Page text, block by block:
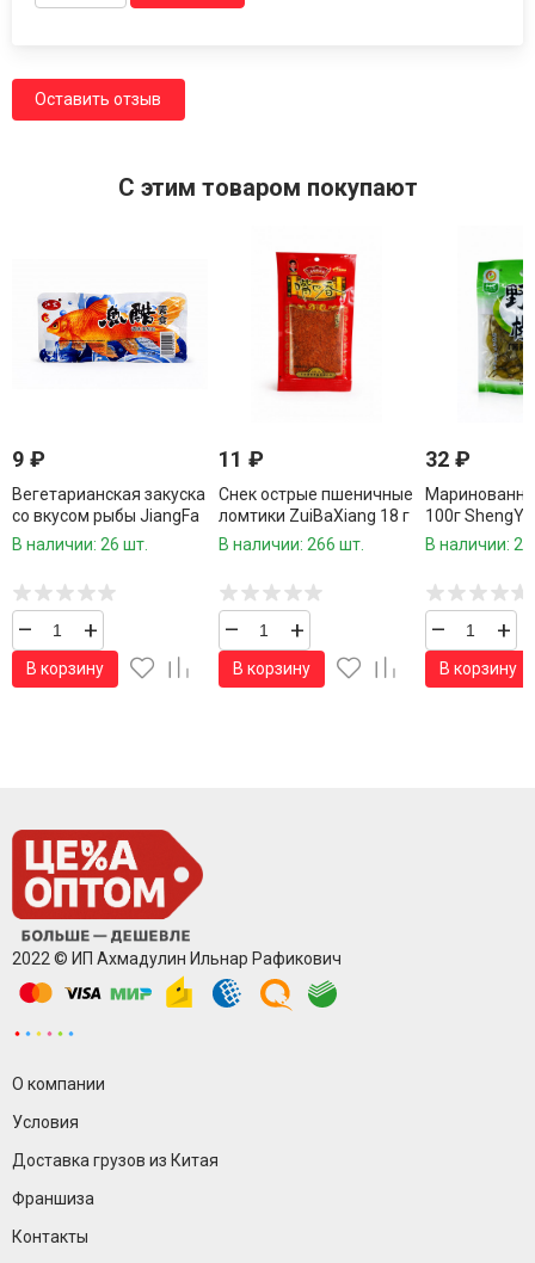
Оставить отзыв
C этим товаром покупают
9 ₽
Вегетарианская закуска
со вкусом рыбы JiangFa
20 г
В наличии: 26 шт.
– +
В корзину
11 ₽
Снек острые пшеничные
ломтики ZuiBaXiang 18 г
В наличии: 266 шт.
– +
В корзину
32 ₽
100г
В наличии:
– +
В корзину
2022 © ИП Ахмадулин Ильнар Рафикович
О компании
Условия
Доставка грузов из Китая
Франшиза
Контакты